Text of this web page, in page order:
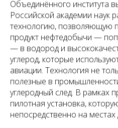
Объединённого института
Российской академии наук
технологию, позволяющую
продукт нефтедобычи —
— в водород и
углерод, которые
авиации. Технология не
полезные в
углеродный след. В рамках
пилотная установка,
непосредственно на